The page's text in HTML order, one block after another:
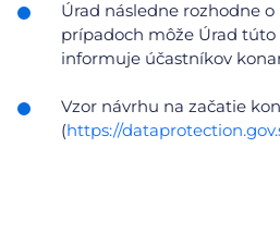
Úrad následne rozhodne
prípadoch môže Úrad
informuje účastníkov
Vzor návrhu na začatie
(https://